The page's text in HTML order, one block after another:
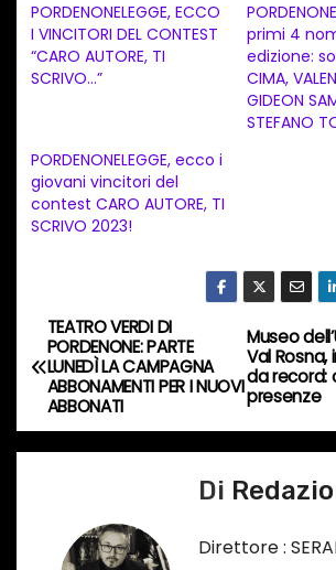
a
m
e
t
o
i
r
s
o
…
PORDENONELEGGE, ECCO
I VINCITORI DEL CONTEST
“CARO AUTORE, TI
SCRIVO…”
primi 4
edizione:
CIMA,
GIDEON
STEFANO
PORDENONELEGGE, ecco i
giovani vincitori del
contest CARO AUTORE, TI
SCRIVO 2023!
N
a
v
Museo
Val Rosna,
da record:
presenze
TEATRO VERDI DI
PORDENONE: PARTE
LUNEDÌ LA CAMPAGNA
ABBONAMENTI PER I NUOVI
ABBONATI
Di
Direttore :